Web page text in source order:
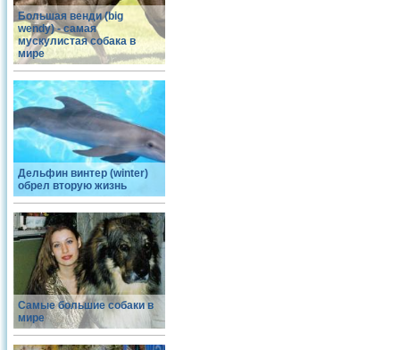
Большая венди (big
wendy) - самая
мускулистая собака в
мире
Дельфин винтер (winter)
обрел вторую жизнь
Самые большие собаки в
мире